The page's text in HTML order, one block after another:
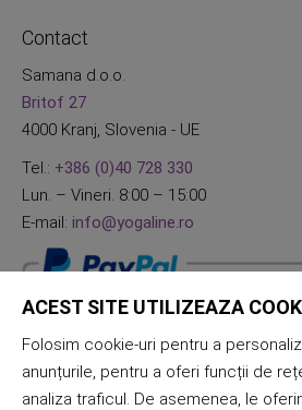
Contact
Samana d.o.o.
Britof 27
4000 Kranj, Slovenia - UE
Tel.: +386 (0)40 728 330
Lun. – Vineri. 8:00 – 15:00
E-mail: info@yogaline.ro
ACEST SITE UTILIZEAZA
Folosim cookie-uri pentru a
anunțurile, pentru a oferi funcții de
analiza traficul. De asemenea, le